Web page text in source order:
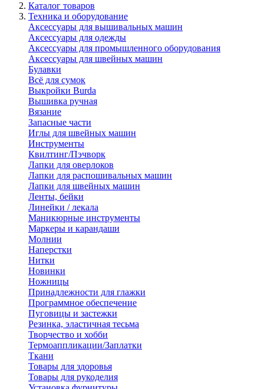
Каталог товаров
Техника и оборудование
Аксессуары для вышивальных машин
Аксессуары для одежды
Аксессуары для промышленного оборудования
Аксессуары для швейных машин
Булавки
Всё для сумок
Выкройки Burda
Вышивка ручная
Вязание
Запасные части
Иглы для швейных машин
Инструменты
Квилтинг/Пэчворк
Лапки для оверлоков
Лапки для распошивальных машин
Лапки для швейных машин
Ленты, бейки
Линейки / лекала
Маникюрные инструменты
Маркеры и карандаши
Молнии
Наперстки
Нитки
Новинки
Ножницы
Принадлежности для глажки
Программное обеспечение
Пуговицы и застежки
Резинка, эластичная тесьма
Творчество и хобби
Термоаппликации/Заплатки
Ткани
Товары для здоровья
Товары для рукоделия